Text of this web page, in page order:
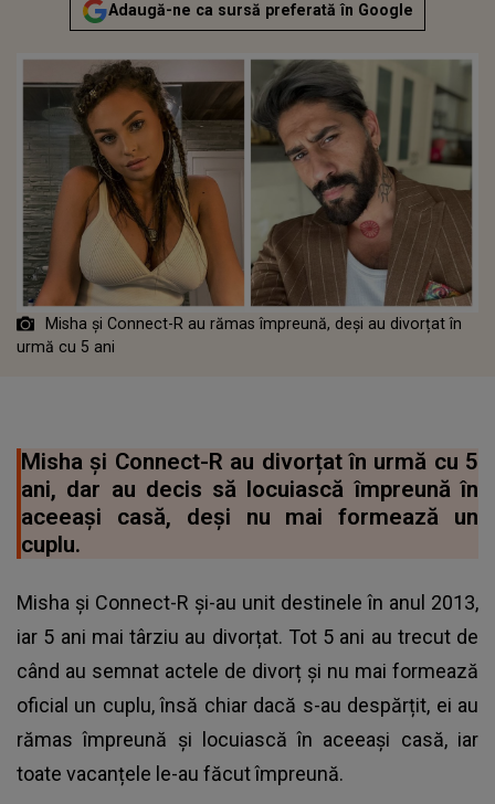
Adaugă-ne ca sursă preferată în Google
Misha și Connect-R au rămas împreună, deși au divorțat în
urmă cu 5 ani
Misha și Connect-R au divorțat în urmă cu 5
ani, dar au decis să locuiască împreună în
aceeași casă, deși nu mai formează un
cuplu.
Misha și Connect-R și-au unit destinele în anul 2013,
iar 5 ani mai târziu au divorțat. Tot 5 ani au trecut de
când au semnat actele de divorț și nu mai formează
oficial un cuplu, însă chiar dacă s-au despărțit, ei au
rămas împreună și locuiască în aceeași casă, iar
toate vacanțele le-au făcut împreună.